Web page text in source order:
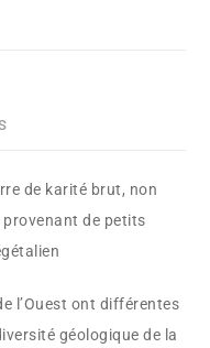
de karité brut, non
de petits
l’Ouest ont différentes
géologique de la